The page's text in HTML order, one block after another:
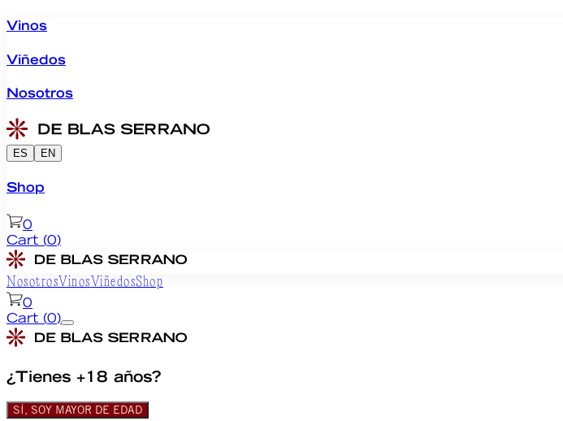
Vinos
Viñedos
Nosotros
ES EN
Shop
0
Cart (0)
NosotrosVinosViñedosShop
0
Cart (0)
¿Tienes +18 años?
SÍ, SOY MAYOR DE EDAD